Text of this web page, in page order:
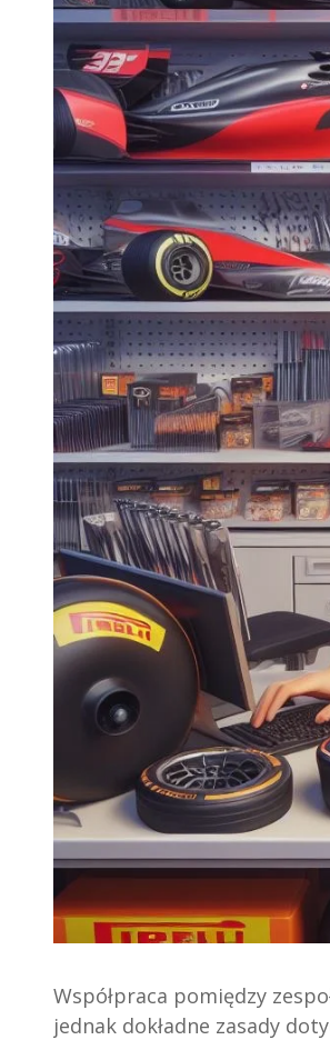
Współpraca pomiędzy
jednak dokładne zasady